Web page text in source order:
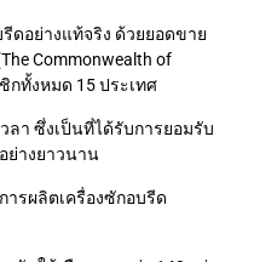
อย่างแท้จริง ด้วยยอดขาย
Commonwealth of
า ซึ่งเป็นที่ได้รับการยอมรับ
รผลิตเครื่องซักอบรีด